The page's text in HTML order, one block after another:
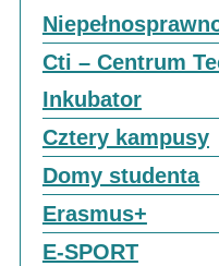
Cti – Centrum
Inkubator
Cztery kampusy
Domy studenta
Erasmus+
E-SPORT